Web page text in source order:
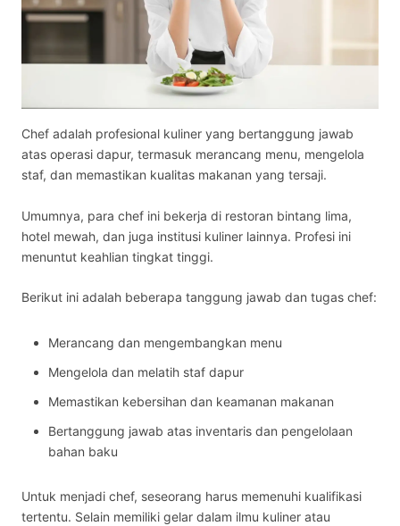
Chef adalah profesional kuliner yang bertanggung jawab
atas operasi dapur, termasuk merancang menu, mengelola
staf, dan memastikan kualitas makanan yang tersaji.
Umumnya, para chef ini bekerja di restoran bintang lima,
hotel mewah, dan juga institusi kuliner lainnya. Profesi ini
menuntut keahlian tingkat tinggi.
Berikut ini adalah beberapa tanggung jawab dan tugas chef:
Merancang dan mengembangkan menu
Mengelola dan melatih staf dapur
Memastikan kebersihan dan keamanan makanan
Bertanggung jawab atas inventaris dan pengelolaan
bahan baku
Untuk menjadi chef, seseorang harus memenuhi kualifikasi
tertentu. Selain memiliki gelar dalam ilmu kuliner atau